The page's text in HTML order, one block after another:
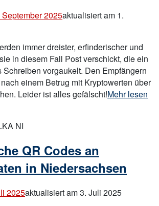
September 2025aktualisiert am 1.
immer dreister, erfinderischer und
in diesem Fall Post verschickt, die ein
vorgaukelt. Den Empfängern
einem Betrug mit Kryptowerten über
Leider ist alles gefälscht!„Gefälschte
angeblichem
Betrugsdelikt
mit
Kryptowerten“
Mehr lesen
NI
QR Codes an
in Niedersachsen
2025aktualisiert am 3. Juli 2025